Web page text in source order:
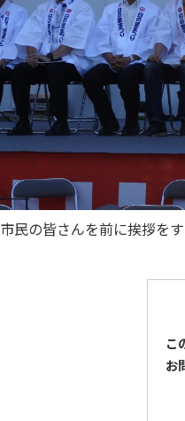
市民の皆さんを前に挨拶を
こ
お